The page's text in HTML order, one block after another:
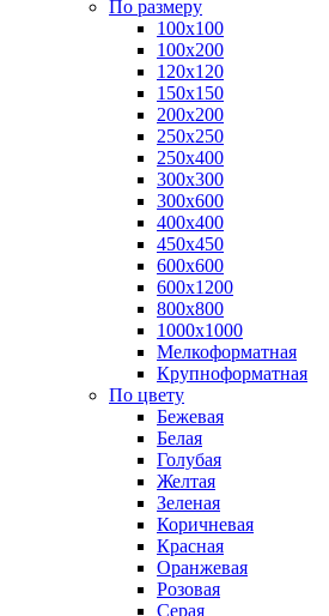
По размеру
100х100
100х200
120х120
150х150
200х200
250х250
250х400
300х300
300х600
400х400
450х450
600х600
600х1200
800х800
1000х1000
Мелкоформатная
Крупноформатная
По цвету
Бежевая
Белая
Голубая
Желтая
Зеленая
Коричневая
Красная
Оранжевая
Розовая
Серая